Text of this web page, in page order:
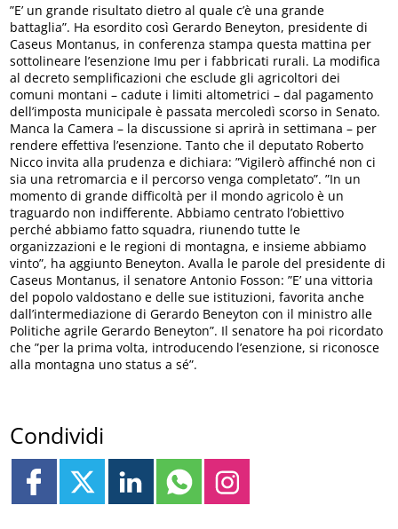
”E’ un grande risultato dietro al quale c’è una grande
battaglia”. Ha esordito così Gerardo Beneyton, presidente di
Caseus Montanus, in conferenza stampa questa mattina per
sottolineare l’esenzione Imu per i fabbricati rurali. La modifica
al decreto semplificazioni che esclude gli agricoltori dei
comuni montani – cadute i limiti altometrici – dal pagamento
dell’imposta municipale è passata mercoledì scorso in Senato.
Manca la Camera – la discussione si aprirà in settimana – per
rendere effettiva l’esenzione. Tanto che il deputato Roberto
Nicco invita alla prudenza e dichiara: ”Vigilerò affinché non ci
sia una retromarcia e il percorso venga completato”. ”In un
momento di grande difficoltà per il mondo agricolo è un
traguardo non indifferente. Abbiamo centrato l’obiettivo
perché abbiamo fatto squadra, riunendo tutte le
organizzazioni e le regioni di montagna, e insieme abbiamo
vinto”, ha aggiunto Beneyton. Avalla le parole del presidente di
Caseus Montanus, il senatore Antonio Fosson: ”E’ una vittoria
del popolo valdostano e delle sue istituzioni, favorita anche
dall’intermediazione di Gerardo Beneyton con il ministro alle
Politiche agrile Gerardo Beneyton”. Il senatore ha poi ricordato
che ”per la prima volta, introducendo l’esenzione, si riconosce
alla montagna uno status a sé”.
Condividi